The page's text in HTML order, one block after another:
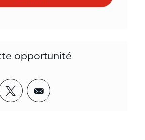
opportunité
LinkedIn
par Facebook
<span<span